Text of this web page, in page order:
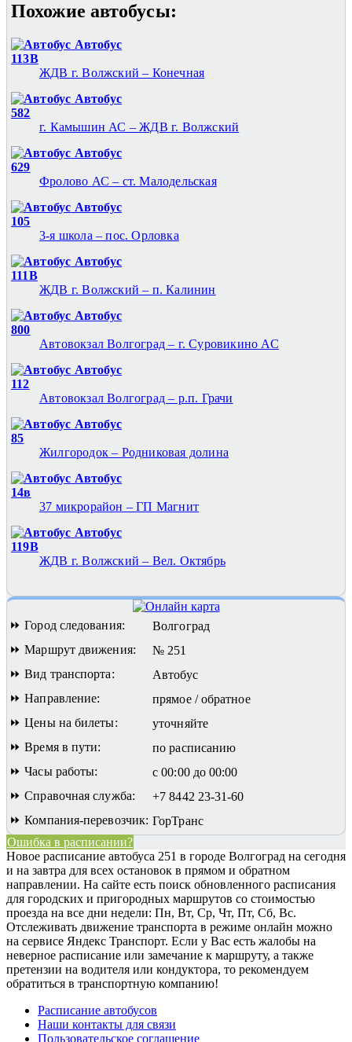
Похожие автобуcы:
Автобус
113В
ЖДВ г. Волжский – Конечная
Автобус
582
г. Камышин АС – ЖДВ г. Волжский
Автобус
629
Фролово АС – ст. Малодельская
Автобус
105
3-я школа – пос. Орловка
Автобус
111В
ЖДВ г. Волжский – п. Калинин
Автобус
800
Автовокзал Волгоград – г. Суровикино АС
Автобус
112
Автовокзал Волгоград – р.п. Грачи
Автобус
85
Жилгородок – Родниковая долина
Автобус
14в
37 микрорайон – ГП Магнит
Автобус
119В
ЖДВ г. Волжский – Вел. Октябрь
⏩ Город следования:
Волгоград
⏩ Маршрут движения:
№ 251
⏩ Вид транспорта:
Автобус
⏩ Направление:
прямое / обратное
⏩ Цены на билеты:
уточняйте
⏩ Время в пути:
по расписанию
⏩ Часы работы:
с 00:00 до 00:00
⏩ Справочная служба:
+7 8442 23-31-60
⏩ Компания-перевозчик: ГорТранс
Ошибка в расписании?
Новое расписание автобуса 251 в городе Волгоград на сегодня
и на завтра для всех остановок в прямом и обратном
направлении. На сайте есть поиск обновленного расписания
для городских и пригородных маршрутов со стоимостью
проезда на все дни недели: Пн, Вт, Ср, Чт, Пт, Сб, Вс.
Отслеживать движение транспорта в режиме онлайн можно
на сервисе Яндекс Транспорт. Если у Вас есть жалобы на
неверное расписание или замечание к маршруту, а также
претензии на водителя или кондуктора, то рекомендуем
обратиться в транспортную компанию!
Расписание автобусов
Наши контакты для связи
Пользовательское соглашение